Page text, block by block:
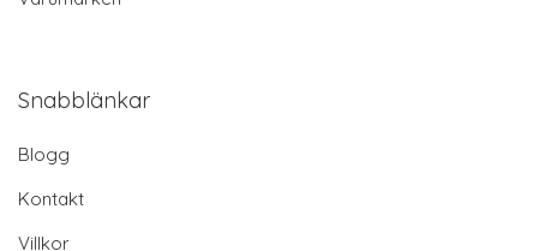
Snabblänkar
Blogg
Kontakt
Villkor